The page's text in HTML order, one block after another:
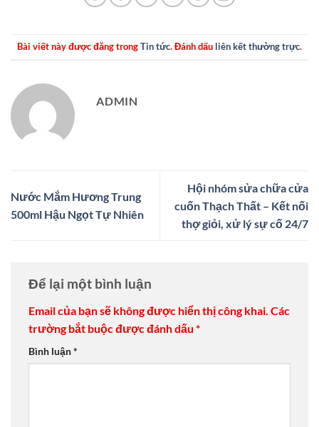
Bài viết này được đăng trongTin tức. Đánh dấu liên kết thường trực.
ADMIN
Nước Mắm Hương Trung
500ml Hậu Ngọt Tự Nhiên
Hội nhóm sửa chữa cửa
cuốn Thạch Thất – Kết nối
thợ giỏi, xử lý sự cố 24/7
Để lại một bình luận
Email của bạn sẽ không được hiển thị công khai. Các
trường bắt buộc được đánh dấu *
Bình luận*